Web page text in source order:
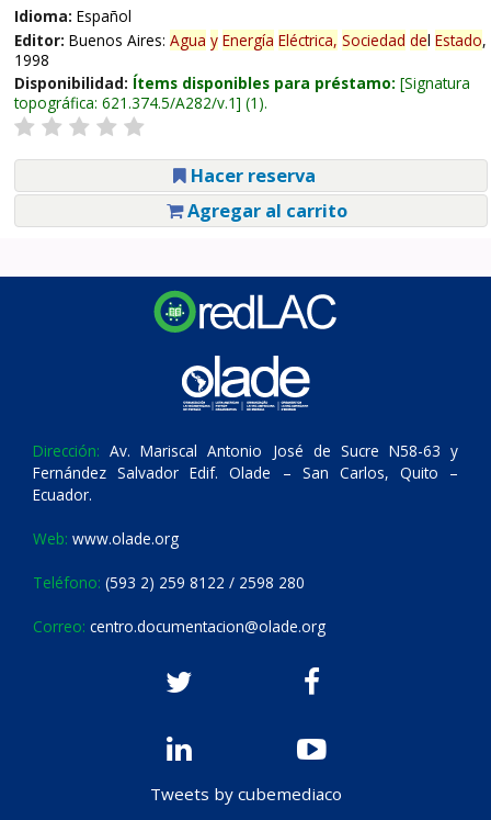
Idioma: Español
Editor: Buenos Aires: Agua y Energía Eléctrica, Sociedad del Estado,
1998
Disponibilidad: Ítems disponibles para préstamo: Signatura
topográfica: 621.374.5/A282/v.1 (1).
Hacer reserva
Agregar al carrito
Dirección: Av. Mariscal Antonio José de Sucre N58-63 y
Fernández Salvador Edif. Olade – San Carlos, Quito –
Ecuador.
Web: www.olade.org
Teléfono: (593 2) 259 8122 / 2598 280
Correo: centro.documentacion@olade.org
Tweets by cubemediaco